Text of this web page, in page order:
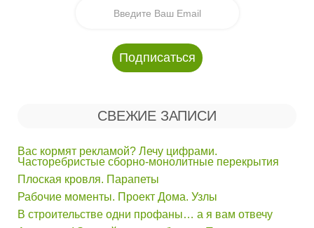
СВЕЖИЕ ЗАПИСИ
Вас кормят рекламой? Лечу цифрами.
Часторебристые сборно-монолитные перекрытия
Плоская кровля. Парапеты
Рабочие моменты. Проект Дома. Узлы
В строительстве одни профаны… а я вам отвечу